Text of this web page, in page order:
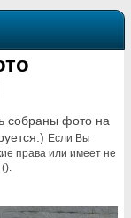
собраны фото на
Если Вы
права или имеет не